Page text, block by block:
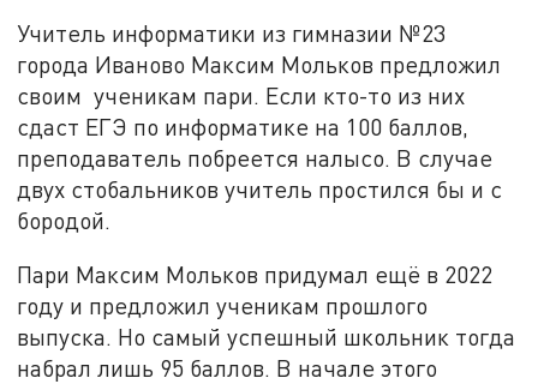
Учитель информатики из гимназии №23
города Иваново Максим Мольков предложил
своим ученикам пари. Если кто-то из них
сдаст ЕГЭ по информатике на 100 баллов,
преподаватель побреется налысо. В случае
двух стобальников учитель простился бы и с
бородой.
Пари Максим Мольков придумал ещё в 2022
году и предложил ученикам прошлого
выпуска. Но самый успешный школьник тогда
набрал лишь 95 баллов. В начале этого